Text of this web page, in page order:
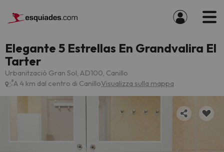
Elegante 5 Estrellas En Grandvalira El
Tarter
Urbanització Gran Sol, AD100, Canillo
A 4 km dal centro di CanilloVisualizza sulla mappa